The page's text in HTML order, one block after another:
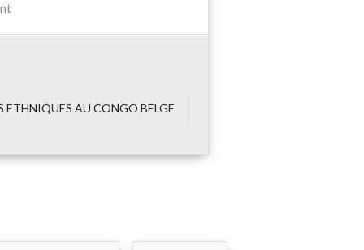
AU CONGO BELGE